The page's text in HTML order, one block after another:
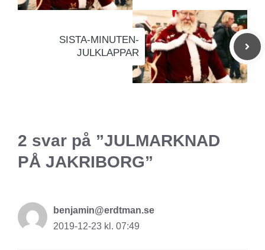
SISTA-MINUTEN-
JULKLAPPAR
2 svar på ”JULMARKNAD
PÅ JAKRIBORG”
benjamin@erdtman.se
2019-12-23 kl. 07:49